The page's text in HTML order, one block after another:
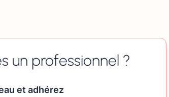
un professionnel ?
et adhérez